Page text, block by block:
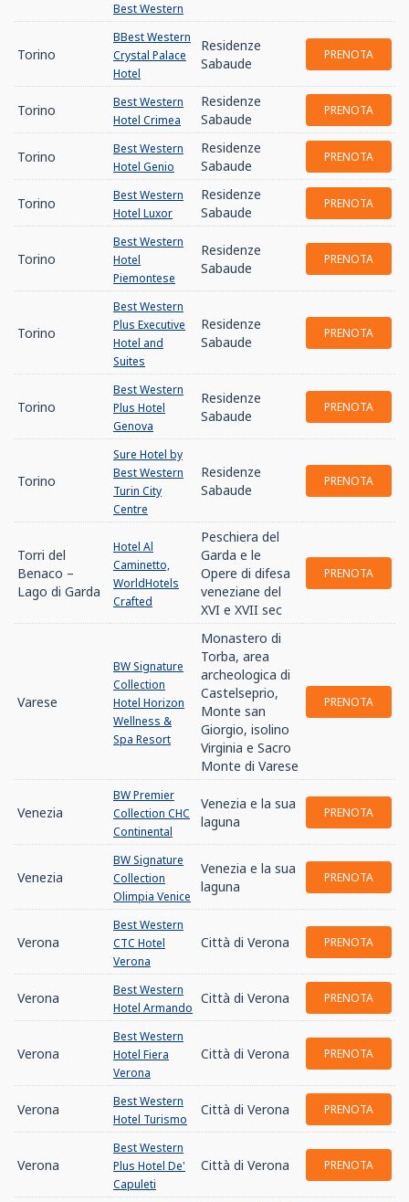
Best Western
Torino
BBest Western
Crystal Palace
Hotel
Residenze
Sabaude
PRENOTA
Torino
Best Western
Hotel Crimea
Residenze
Sabaude
PRENOTA
Torino
Best Western
Hotel Genio
Residenze
Sabaude
PRENOTA
Torino
Best Western
Hotel Luxor
Residenze
Sabaude
PRENOTA
Torino
Best Western
Hotel
Piemontese
Residenze
Sabaude
PRENOTA
Torino
Best Western
Plus Executive
Hotel and
Suites
Residenze
Sabaude
PRENOTA
Torino
Best Western
Plus Hotel
Genova
Residenze
Sabaude
PRENOTA
Torino
Sure Hotel by
Best Western
Turin City
Centre
Residenze
Sabaude
PRENOTA
Torri del
Benaco –
Lago di Garda
Hotel Al
Caminetto,
WorldHotels
Crafted
Peschiera del
Garda e le
Opere di difesa
veneziane del
XVI e XVII sec
PRENOTA
Varese
BW Signature
Collection
Hotel Horizon
Wellness &
Spa Resort
Monastero di
Torba, area
archeologica di
Castelseprio,
Monte san
Giorgio, isolino
Virginia e Sacro
Monte di Varese
PRENOTA
Venezia
BW Premier
Collection CHC
Continental
Venezia e la sua
laguna
PRENOTA
Venezia
BW Signature
Collection
Olimpia Venice
Venezia e la sua
laguna
PRENOTA
Verona
Best Western
CTC Hotel
Verona
Città di Verona PRENOTA
Verona
Best Western
Hotel Armando
Città di Verona PRENOTA
Verona
Best Western
Hotel Fiera
Verona
Città di Verona PRENOTA
Verona
Best Western
Hotel Turismo
Città di Verona PRENOTA
Verona
Best Western
Plus Hotel De'
Capuleti
Città di Verona PRENOTA